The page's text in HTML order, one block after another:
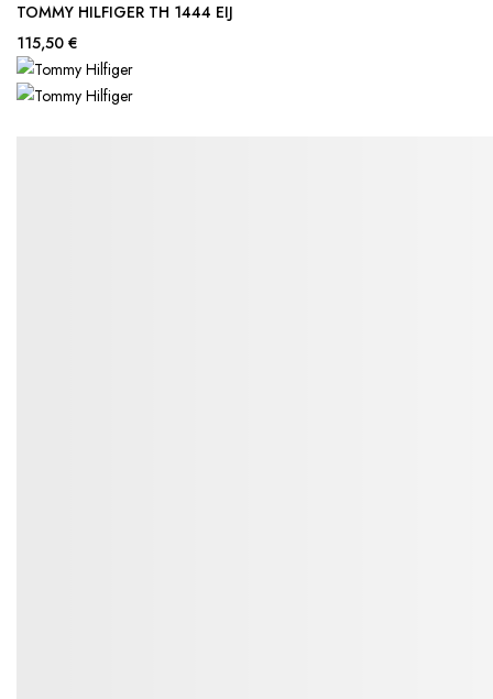
TOMMY HILFIGER TH 1444 EIJ
115,50 €